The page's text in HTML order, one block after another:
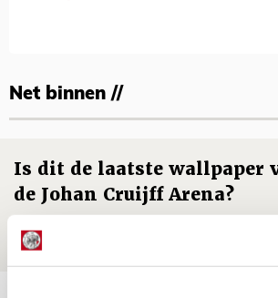
Net binnen //
Is dit de laatste wallpaper
de Johan Cruijff Arena?
NIEUWS